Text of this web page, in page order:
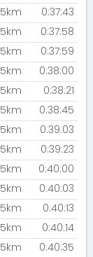
5km
0:37:43
5km
0:37:58
5km
0:37:59
5km
0:38:00
5km
0:38:21
5km
0:38:45
5km
0:39:03
5km
0:39:23
5km
0:40:00
5km
0:40:03
5km
0:40:13
5km
0:40:14
5km 0:40:35